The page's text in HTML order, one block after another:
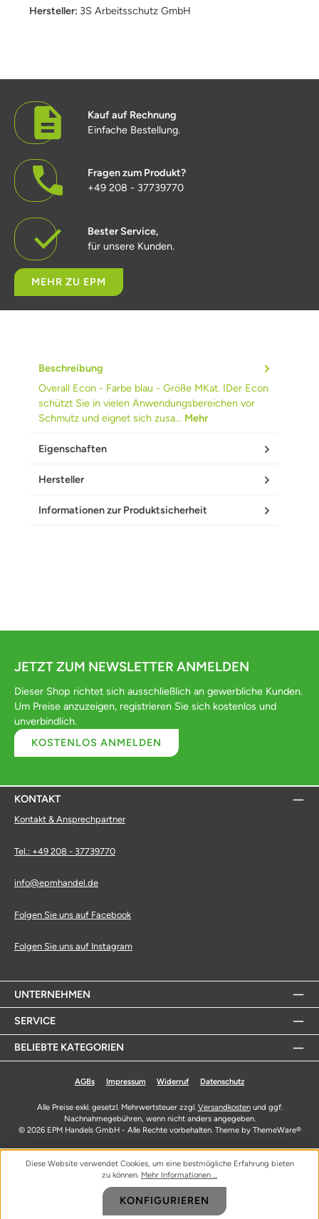
Hersteller: 3S Arbeitsschutz GmbH
Kauf auf Rechnung
Einfache Bestellung.
Fragen zum Produkt?
+49 208 - 37739770
Bester Service,
für unsere Kunden.
MEHR ZU EPM
Beschreibung
Overall Econ - Farbe blau - Größe MKat. IDer Econ
schützt Sie in vielen Anwendungsbereichen vor
Schmutz und eignet sich zusa… Mehr
Eigenschaften
Hersteller
Informationen zur Produktsicherheit
JETZT ZUM NEWSLETTER ANMELDEN
Dieser Shop richtet sich ausschließlich an gewerbliche Kunden.
Um Preise anzuzeigen, registrieren Sie sich kostenlos und
unverbindlich.
KOSTENLOS ANMELDEN
KONTAKT
Kontakt & Ansprechpartner
Tel.: +49 208 - 37739770
info@epmhandel.de
Folgen Sie uns auf Facebook
Folgen Sie uns auf Instagram
UNTERNEHMEN
SERVICE
BELIEBTE KATEGORIEN
AGBs Impressum Widerruf Datenschutz
Alle Preise exkl. gesetzl. Mehrwertsteuer zzgl. Versandkostenund ggf.
Nachnahmegebühren, wenn nicht anders angegeben.
© 2026 EPM Handels GmbH - Alle Rechte vorbehalten. Theme by ThemeWare®
Diese Website verwendet Cookies, um eine bestmögliche Erfahrung bieten
zu können. Mehr Informationen ...
KONFIGURIEREN